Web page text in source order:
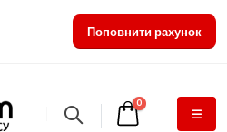
Поповнити рахунок
0